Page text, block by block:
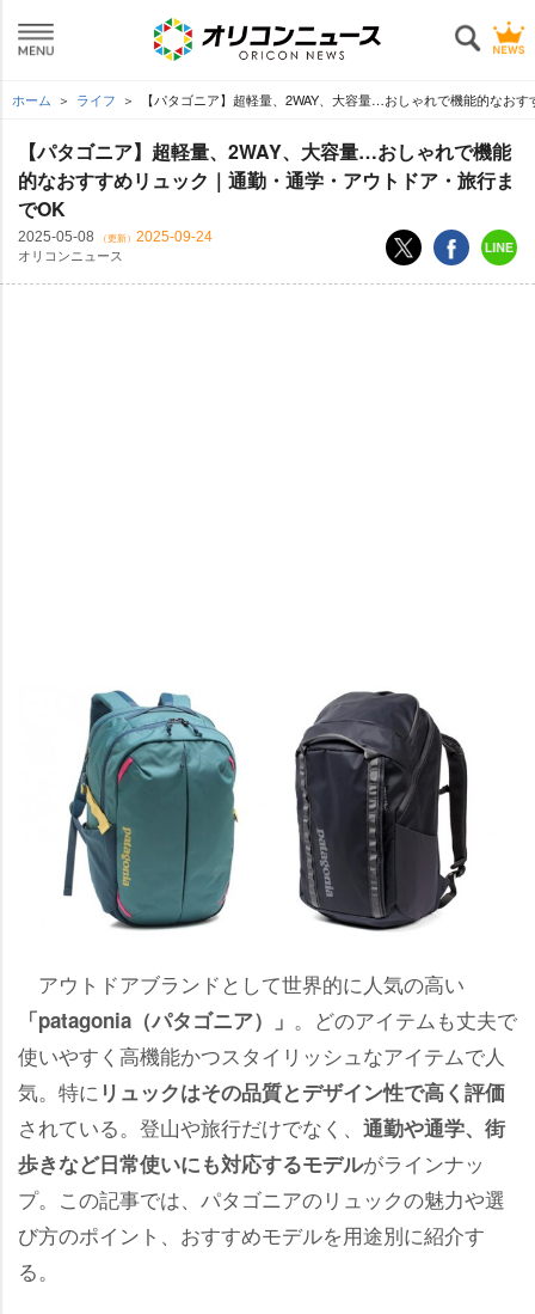
ホーム ライフ 【パタゴニア】超軽量、2WAY、大容量…おしゃれで機能的なお
【パタゴニア】超軽量、2WAY、大容量…おしゃれで機能
的なおすすめリュック｜通勤・通学・アウトドア・旅行ま
でOK
2025-05-08 （更新） 2025-09-24
オリコンニュース
アウトドアブランドとして世界的に人気の高い
「patagonia（パタゴニア）」 。どのアイテムも丈夫で
使いやすく高機能かつスタイリッシュなアイテムで人
気。特に リュックはその品質とデザイン性で高く評価
されている。登山や旅行だけでなく、 通勤や通学、街
歩きなど日常使いにも対応するモデルがラインナッ
プ。この記事では、パタゴニアのリュックの魅力や選
び方のポイント、おすすめモデルを用途別に紹介す
る。